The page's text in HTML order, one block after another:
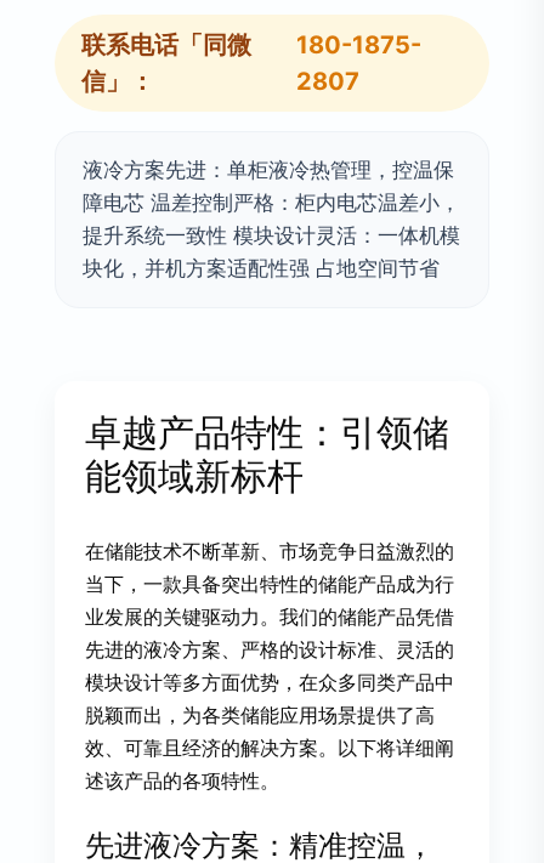
联系电话「同微
信」：
180-1875-
2807
液冷方案先进：单柜液冷热管理，控温保
障电芯 温差控制严格：柜内电芯温差小，
提升系统一致性 模块设计灵活：一体机模
块化，并机方案适配性强 占地空间节省
卓越产品特性：引领储
能领域新标杆
在储能技术不断革新、市场竞争日益激烈的
当下，一款具备突出特性的储能产品成为行
业发展的关键驱动力。我们的储能产品凭借
先进的液冷方案、严格的设计标准、灵活的
模块设计等多方面优势，在众多同类产品中
脱颖而出，为各类储能应用场景提供了高
效、可靠且经济的解决方案。以下将详细阐
述该产品的各项特性。
先进液冷方案：精准控温，